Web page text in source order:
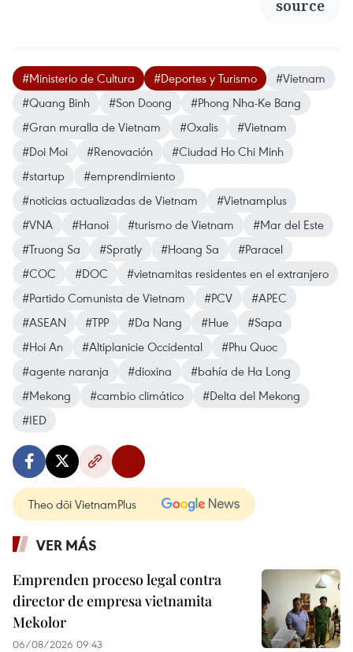
source
#Ministerio de Cultura #Deportes y Turismo
#Vietnam
#Quang Binh
#Son Doong
#Phong Nha-Ke Bang
#Gran muralla de Vietnam
#Oxalis
#Vietnam
#Doi Moi
#Renovación
#Ciudad Ho Chi Minh
#startup
#emprendimiento
#noticias actualizadas de Vietnam
#Vietnamplus
#VNA
#Hanoi #turismo de Vietnam
#Mar del Este
#Truong Sa
#Spratly #Hoang Sa
#Paracel
#COC
#DOC
#vietnamitas residentes en el extranjero
#Partido Comunista de Vietnam
#PCV
#APEC
#ASEAN
#TPP #Da Nang #Hue
#Sapa
#Hoi An
#Altiplanicie Occidental
#Phu Quoc
#agente naranja
#dioxina
#bahía de Ha Long
#Mekong
#cambio climático
#Delta del Mekong
#IED
Theo dõi VietnamPlus
VER MÁS
Emprenden proceso legal contra
director de empresa vietnamita
Mekolor
06/08/2026 09:43